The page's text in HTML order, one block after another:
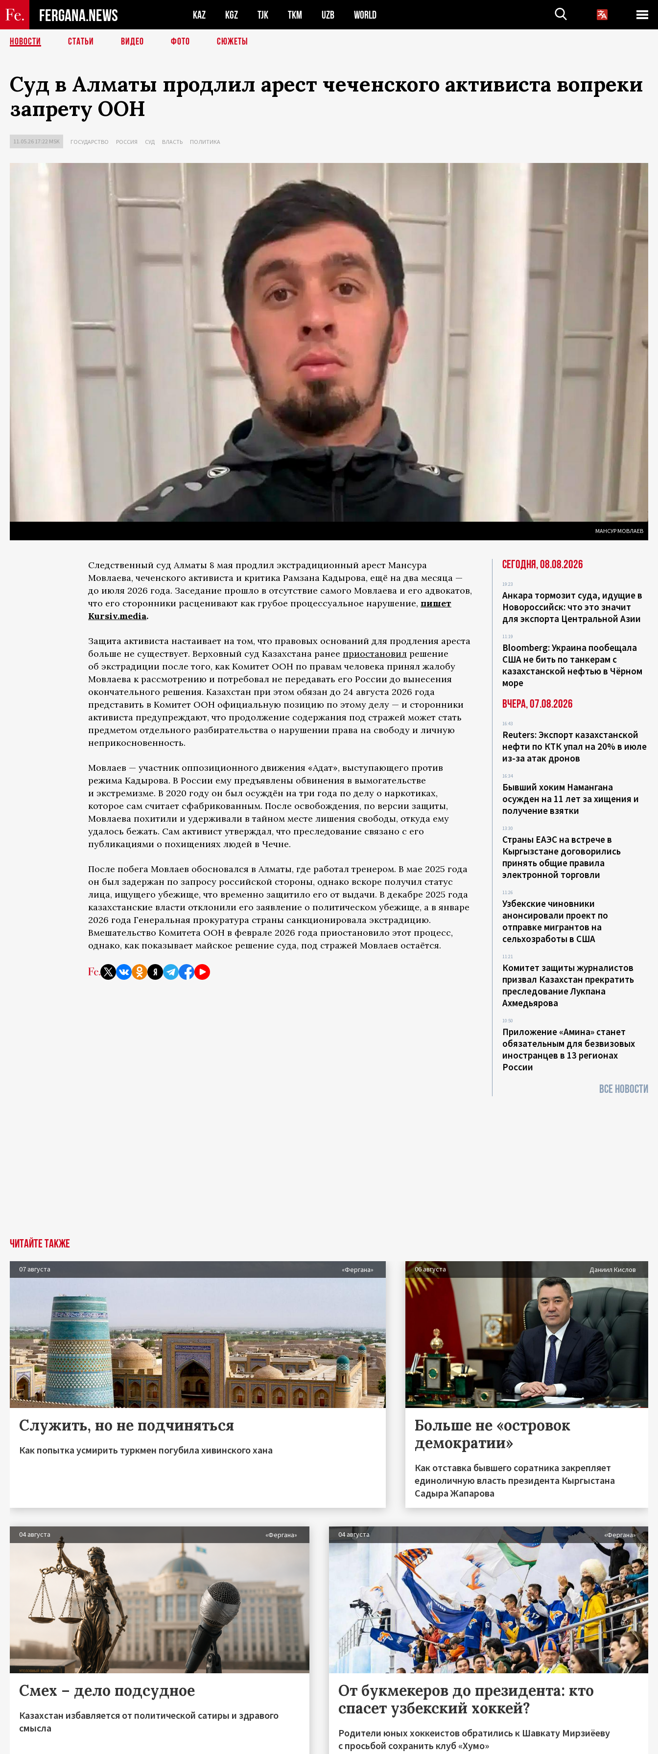
FERGANA.NEWS KAZ KGZ TJK TKM UZB WORLD
НОВОСТИ СТАТЬИ ВИДЕО ФОТО СЮЖЕТЫ
Суд в Алматы продлил арест чеченского активиста вопреки
запрету ООН
11.05.26 17:22 MSK ГОСУДАРСТВО РОССИЯ СУД ВЛАСТЬ ПОЛИТИКА
МАНСУР МОВЛАЕВ
Следственный суд Алматы 8 мая продлил экстрадиционный арест Мансура
Мовлаева, чеченского активиста и критика Рамзана Кадырова, ещё на два месяца —
до июля 2026 года. Заседание прошло в отсутствие самого Мовлаева и его адвокатов,
что его сторонники расценивают как грубое процессуальное нарушение, пишет
Kursiv.media.
Защита активиста настаивает на том, что правовых оснований для продления ареста
больше не существует. Верховный суд Казахстана ранее приостановил решение
об экстрадиции после того, как Комитет ООН по правам человека принял жалобу
Мовлаева к рассмотрению и потребовал не передавать его России до вынесения
окончательного решения. Казахстан при этом обязан до 24 августа 2026 года
представить в Комитет ООН официальную позицию по этому делу — и сторонники
активиста предупреждают, что продолжение содержания под стражей может стать
предметом отдельного разбирательства о нарушении права на свободу и личную
неприкосновенность.
Мовлаев — участник оппозиционного движения «Адат», выступающего против
режима Кадырова. В России ему предъявлены обвинения в вымогательстве
и экстремизме. В 2020 году он был осуждён на три года по делу о наркотиках,
которое сам считает сфабрикованным. После освобождения, по версии защиты,
Мовлаева похитили и удерживали в тайном месте лишения свободы, откуда ему
удалось бежать. Сам активист утверждал, что преследование связано с его
публикациями о похищениях людей в Чечне.
После побега Мовлаев обосновался в Алматы, где работал тренером. В мае 2025 года
он был задержан по запросу российской стороны, однако вскоре получил статус
лица, ищущего убежище, что временно защитило его от выдачи. В декабре 2025 года
казахстанские власти отклонили его заявление о политическом убежище, а в январе
2026 года Генеральная прокуратура страны санкционировала экстрадицию.
Вмешательство Комитета ООН в феврале 2026 года приостановило этот процесс,
однако, как показывает майское решение суда, под стражей Мовлаев остаётся.
Сегодня, 08.08.2026
19:23
Анкара тормозит суда, идущие в
Новороссийск: что это значит
для экспорта Центральной Азии
11:19
Bloomberg: Украина пообещала
США не бить по танкерам с
казахстанской нефтью в Чёрном
море
Вчера, 07.08.2026
16:43
Reuters: Экспорт казахстанской
нефти по КТК упал на 20% в июле
из-за атак дронов
16:34
Бывший хоким Намангана
осужден на 11 лет за хищения и
получение взятки
13:30
Страны ЕАЭС на встрече в
Кыргызстане договорились
принять общие правила
электронной торговли
11:26
Узбекские чиновники
анонсировали проект по
отправке мигрантов на
сельхозработы в США
11:21
Комитет защиты журналистов
призвал Казахстан прекратить
преследование Лукпана
Ахмедьярова
10:50
Приложение «Амина» станет
обязательным для безвизовых
иностранцев в 13 регионах
России
ВСЕ НОВОСТИ
Читайте также
07 августа «Фергана»
Служить, но не подчиняться
Как попытка усмирить туркмен погубила хивинского хана
06 августа Даниил Кислов
Больше не «островок
демократии»
Как отставка бывшего соратника закрепляет
единоличную власть президента Кыргыстана
Садыра Жапарова
04 августа «Фергана»
Смех – дело подсудное
Казахстан избавляется от политической сатиры и здравого
смысла
04 августа «Фергана»
От букмекеров до президента: кто
спасет узбекский хоккей?
Родители юных хоккеистов обратились к Шавкату Мирзиёеву
с просьбой сохранить клуб «Хумо»